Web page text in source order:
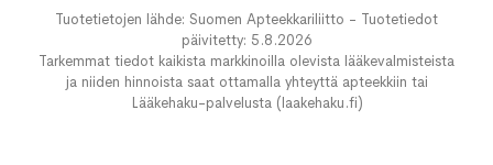
Tuotetietojen lähde: Suomen Apteekkariliitto - Tuotetiedot
päivitetty: 5.8.2026
Tarkemmat tiedot kaikista markkinoilla olevista lääkevalmisteista
ja niiden hinnoista saat ottamalla yhteyttä apteekkiin tai
Lääkehaku-palvelusta (laakehaku.fi)